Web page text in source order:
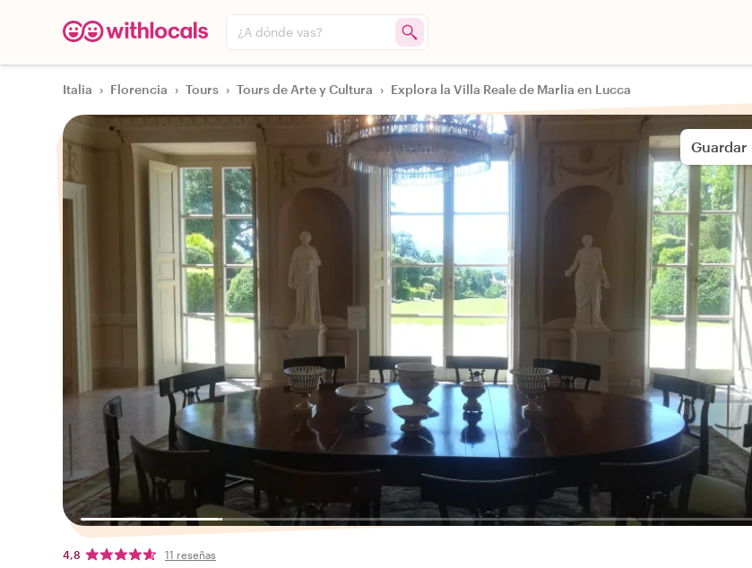
¿A dónde vas?
Italia › Florencia › Tours › Tours de Arte y Cultura › Explora la Villa Reale de Marlia en Lucca
Guardar
4,8 11 reseñas